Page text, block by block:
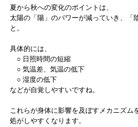
夏から秋への変化のポイントは、
太陽の「陽」のパワーが減っていき、「
と。
具体的には、
○ 日照時間の短縮
○ 気温差、気温の低下
○ 湿度の低下
などが自覚しやすいですね。
これらが身体に影響を及ぼすメカニズム
処がしやすくなります。